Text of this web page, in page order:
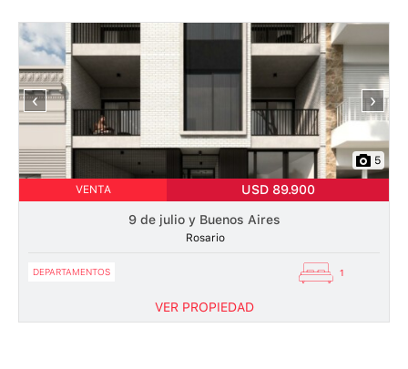
‹ ›
5
VENTA USD 89.900
9 de julio y Buenos Aires
Rosario
DEPARTAMENTOS 1
VER PROPIEDAD